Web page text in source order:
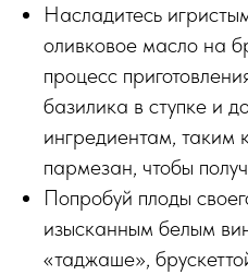
Насладитесь
оливковое масло на
процесс
базилика в ступке и
ингредиентам, таким
пармезан, чтобы
Попробуй плоды
изысканным белым
«таджаше»,